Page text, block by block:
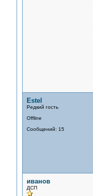
Estel
Редкий гость
Offline
Сообщений: 15
иванов
ДСП